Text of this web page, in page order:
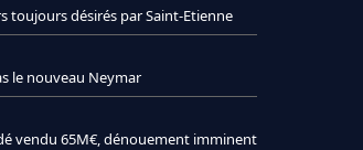
toujours désirés par Saint-Etienne
le nouveau Neymar
vendu 65M€, dénouement imminent